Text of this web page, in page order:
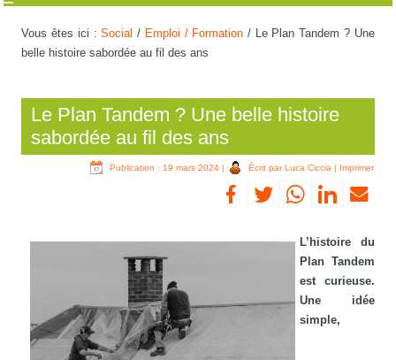
Vous êtes ici :Social / Emploi / Formation / Le Plan Tandem ? Une
belle histoire sabordée au fil des ans
Le Plan Tandem ? Une belle histoire
sabordée au fil des ans
Publication : 19 mars 2024| Écrit par Luca Ciccia | Imprimer
L’histoire du
Plan Tandem
est curieuse.
Une idée
simple,